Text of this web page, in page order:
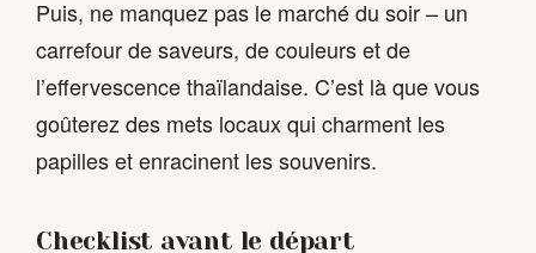
Puis, ne manquez pas le marché du soir – un
carrefour de saveurs, de couleurs et de
l’effervescence thaïlandaise. C’est là que vous
goûterez des mets locaux qui charment les
papilles et enracinent les souvenirs.
Checklist avant le départ